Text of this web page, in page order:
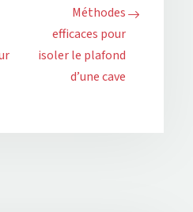
Méthodes
efficaces pour
isoler le plafond
d’une cave